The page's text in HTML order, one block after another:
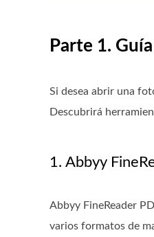
Parte 1.
Si desea abrir una
Descubrirá
1. Abbyy
Abbyy FineReader
varios formatos de